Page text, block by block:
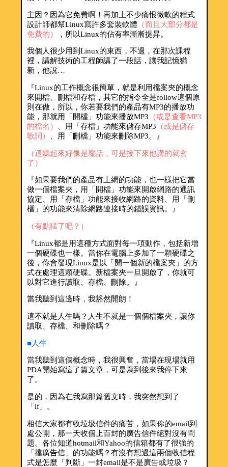
主因？因為它免費啊！再加上不少痛恨微軟的程式
設計師都幫Linux寫許多套裝軟體 （而且大部分都是
免費的）
，所以Linux的佔有率漸漸提昇。
我個人很少用到Linux的東西，不過，在那次課程
裡，講解技術的工程師講了一段話，讓我記憶猶
新，他說…
『Linux的工作概念很簡單，就是利用檔案夾的概念
來開檔、刪檔和存檔，其它的指令全是follow這個原
則在做，所以，你若要我們的產品有MP3的播放功
能，那就用「開檔」功能來播放MP3 （或是查看MP3
的檔名）
、用「存檔」功能來儲存MP3 （或是儲存
歌詞）
、用「刪檔」功能來刪除MP3。』
（這聽起來好像是廢話，可是接下來他講的就玄
了）
『如果要我們的產品有上網的功能，也一樣把它當
做一個檔案夾，用「開檔」功能來開啟網路的通訊
協定、用「存檔」功能來接收網路的資料、用「刪
檔」的功能來清除網路連接時的錯誤資訊。』
（有點猛了吧？）
『Linux都是用這種方式面對每一項動作，包括新增
一個硬碟也一樣。當你在電腦上多加了一顆硬碟之
後，你會發現Linux是以「開一個新的檔案夾」的方
式在處理這顆硬碟。新檔案夾一旦開啟了，你就可
以對它進行讀取、存檔、刪除。』
當我聽到這邊時，我豁然開朗！
這不就是人生嗎？人生不就是一個個檔案夾，讓你
讀取、存檔、和刪除嗎？
■人生
當我聽到這個概念時，我很興奮，當場在現場就用
PDA開始寫這了篇文章，可是寫到後來我停下來
了。
是的，因為在我寫那篇舊文時，我突然想到了
「if」。
相信大家都有收垃圾信件的痛苦，如果你的email到
處公開，那一天收個上百封的廣告信件絕對沒有問
題。各位知道hotmail和Yahoo的信箱都有了很強的
「擋廣告信」的功能嗎？有沒有想過這兩個收信程
式是怎麼「判斷」一封email是不是廣告或垃圾？